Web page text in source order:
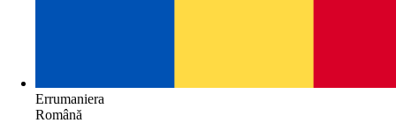
Errumaniera
Română